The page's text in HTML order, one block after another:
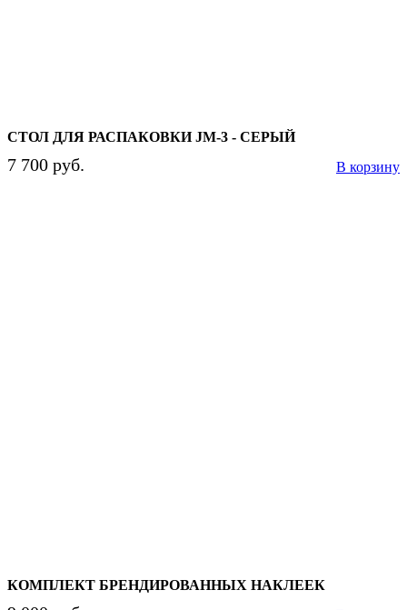
СТОЛ ДЛЯ РАСПАКОВКИ JM-3 - СЕРЫЙ
7 700 руб. В корзину
КОМПЛЕКТ БРЕНДИРОВАННЫХ НАКЛЕЕК